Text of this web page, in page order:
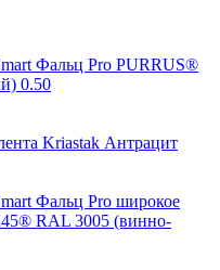
Фальц Pro PURRUS®
0.50
Kriastak Антрацит
Фальц Pro широкое
RAL 3005 (винно-